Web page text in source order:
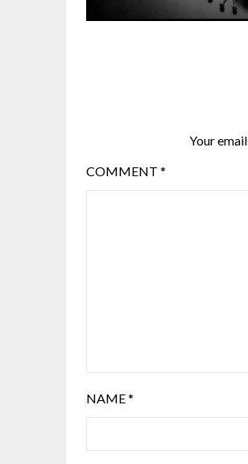
Your
COMMENT *
NAME*